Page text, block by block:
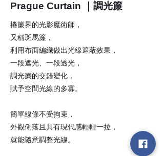
Prague Curtain ｜調光簾
捲簾界的光影魔術師，
又稱斑馬簾，
利用布面編織做出光線遮蔽效果，
一段遮光、一段透光，
調光簾的交錯變化，
賦予空間光線的多寡。
簡單線條不受拘束，
外觀俐落且具有現代感輕輕一拉，
就能隨意調整光線。